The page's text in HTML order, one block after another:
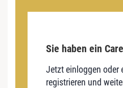
Sie haben ein
Jetzt einloggen oder
registrieren und